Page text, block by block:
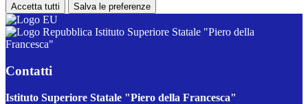
Accetta tutti Salva le preferenze
Istituto Superiore Statale "Piero della
Francesca"
Contatti
Istituto Superiore Statale "Piero della Francesca"